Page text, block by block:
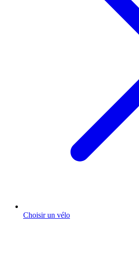
Choisir un vélo